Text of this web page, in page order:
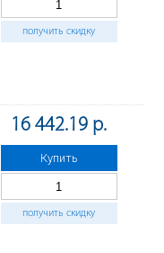
получить скидку
16 442.19 р.
Купить
получить скидку